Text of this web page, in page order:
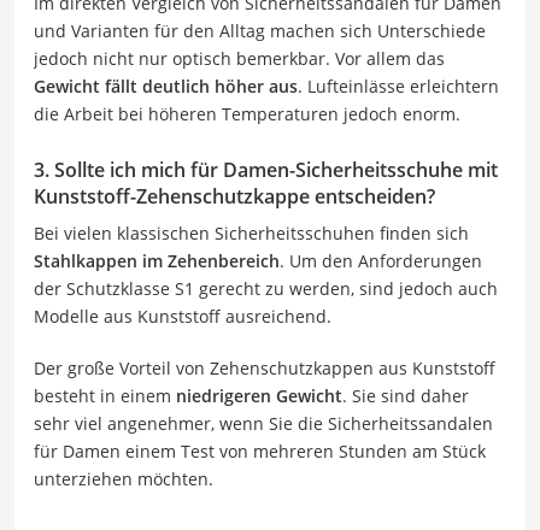
und Varianten für den Alltag machen sich Unterschiede
jedoch nicht nur optisch bemerkbar. Vor allem das
Gewicht fällt deutlich höher aus. Lufteinlässe erleichtern
die Arbeit bei höheren Temperaturen jedoch enorm.
3. Sollte ich mich für Damen-Sicherheitsschuhe mit
Kunststoff-Zehenschutzkappe entscheiden?
Bei vielen klassischen Sicherheitsschuhen finden sich
Stahlkappen im Zehenbereich. Um den Anforderungen
der Schutzklasse S1 gerecht zu werden, sind jedoch auch
Modelle aus Kunststoff ausreichend.
Der große Vorteil von Zehenschutzkappen aus Kunststoff
besteht in einem niedrigeren Gewicht. Sie sind daher
sehr viel angenehmer, wenn Sie die Sicherheitssandalen
für Damen einem Test von mehreren Stunden am Stück
unterziehen möchten.